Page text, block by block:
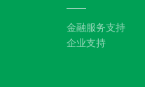
金融服务支持
企业支持